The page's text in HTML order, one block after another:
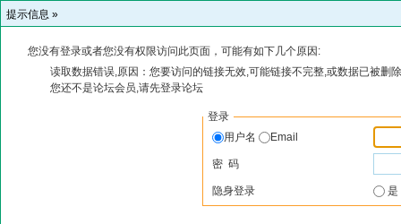
提示信息 »
您没有登录或者您没有权限访问此页面，可能有如下几个原因:
读取数据错误,原因：您要访问的链接无效,可能链接不完整,或数据已被删
您还不是论坛会员,请先登录论坛
登录
用户名
Email
密 码
隐身登录